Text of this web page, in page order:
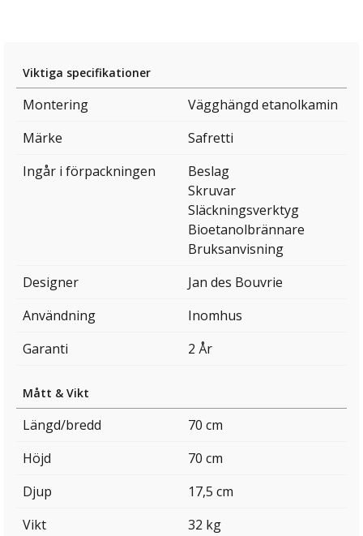
Viktiga specifikationer
Montering
Vägghängd etanolkamin
Märke
Safretti
Ingår i förpackningen
Beslag
Skruvar
Släckningsverktyg
Bioetanolbrännare
Bruksanvisning
Designer
Jan des Bouvrie
Användning
Inomhus
Garanti
2 År
Mått & Vikt
Längd/bredd
70 cm
Höjd
70 cm
Djup
17,5 cm
Vikt
32 kg